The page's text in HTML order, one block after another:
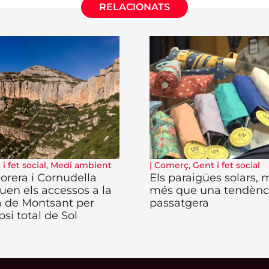
RELACIONATS
i fet social, Medi ambient
i Cornudella
els accessos a la
de Montsant per
total de Sol
| Comerç, Gent i fet social
Els paraigües solars,
més que una
passatgera